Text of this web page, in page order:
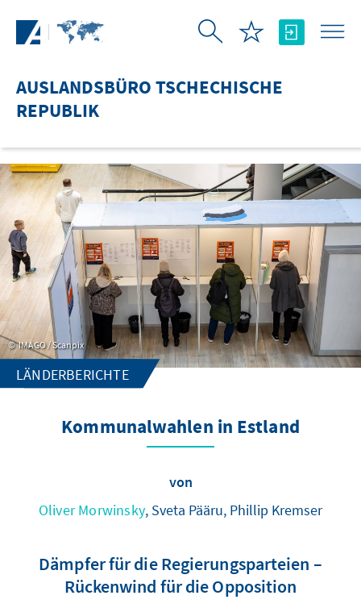
AUSLANDSBÜRO TSCHECHISCHE
REPUBLIK
IMAGO / Scanpix
LÄNDERBERICHTE
Kommunalwahlen in Estland
von
Oliver Morwinsky, Sveta Pääru, Phillip Kremser
Dämpfer für die Regierungsparteien –
Rückenwind für die Opposition